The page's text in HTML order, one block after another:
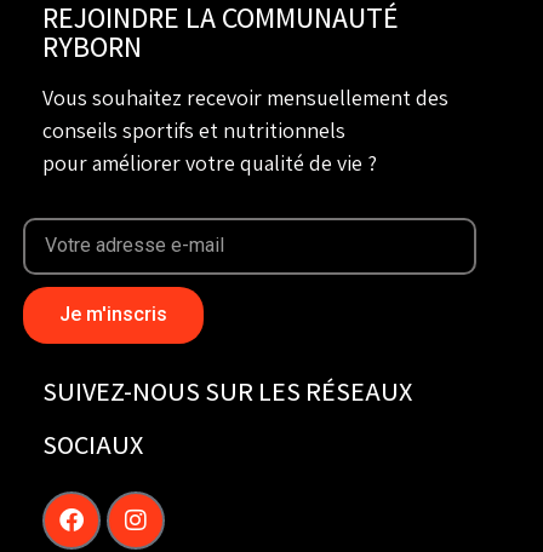
REJOINDRE LA COMMUNAUTÉ
RYBORN
Vous souhaitez recevoir mensuellement des
conseils sportifs et nutritionnels
pour améliorer votre qualité de vie ?
Je m'inscris
SUIVEZ-NOUS SUR LES RÉSEAUX
SOCIAUX